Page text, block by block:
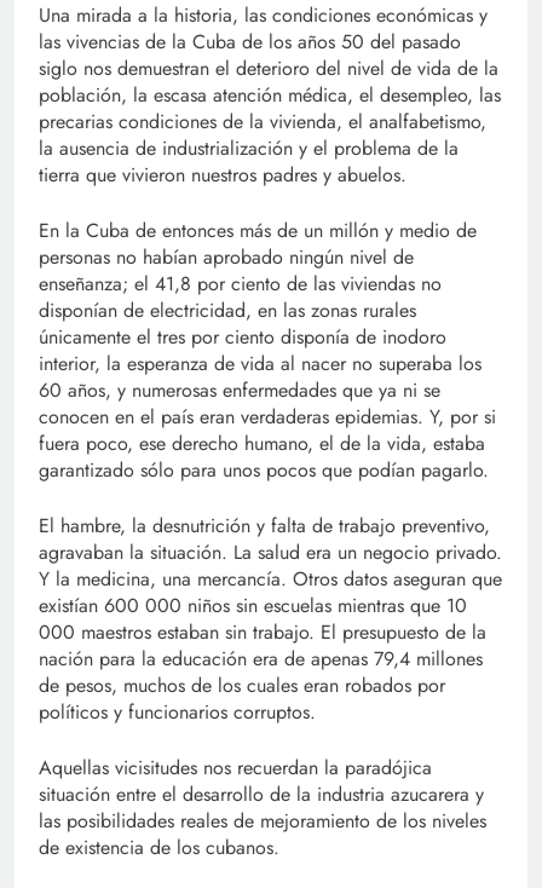
Una mirada a la historia, las condiciones económicas y
las vivencias de la Cuba de los años 50 del pasado
siglo nos demuestran el deterioro del nivel de vida de la
población, la escasa atención médica, el desempleo, las
precarias condiciones de la vivienda, el analfabetismo,
la ausencia de industrialización y el problema de la
tierra que vivieron nuestros padres y abuelos.
En la Cuba de entonces más de un millón y medio de
personas no habían aprobado ningún nivel de
enseñanza; el 41,8 por ciento de las viviendas no
disponían de electricidad, en las zonas rurales
únicamente el tres por ciento disponía de inodoro
interior, la esperanza de vida al nacer no superaba los
60 años, y numerosas enfermedades que ya ni se
conocen en el país eran verdaderas epidemias. Y, por si
fuera poco, ese derecho humano, el de la vida, estaba
garantizado sólo para unos pocos que podían pagarlo.
El hambre, la desnutrición y falta de trabajo preventivo,
agravaban la situación. La salud era un negocio privado.
Y la medicina, una mercancía. Otros datos aseguran que
existían 600 000 niños sin escuelas mientras que 10
000 maestros estaban sin trabajo. El presupuesto de la
nación para la educación era de apenas 79,4 millones
de pesos, muchos de los cuales eran robados por
políticos y funcionarios corruptos.
Aquellas vicisitudes nos recuerdan la paradójica
situación entre el desarrollo de la industria azucarera y
las posibilidades reales de mejoramiento de los niveles
de existencia de los cubanos.